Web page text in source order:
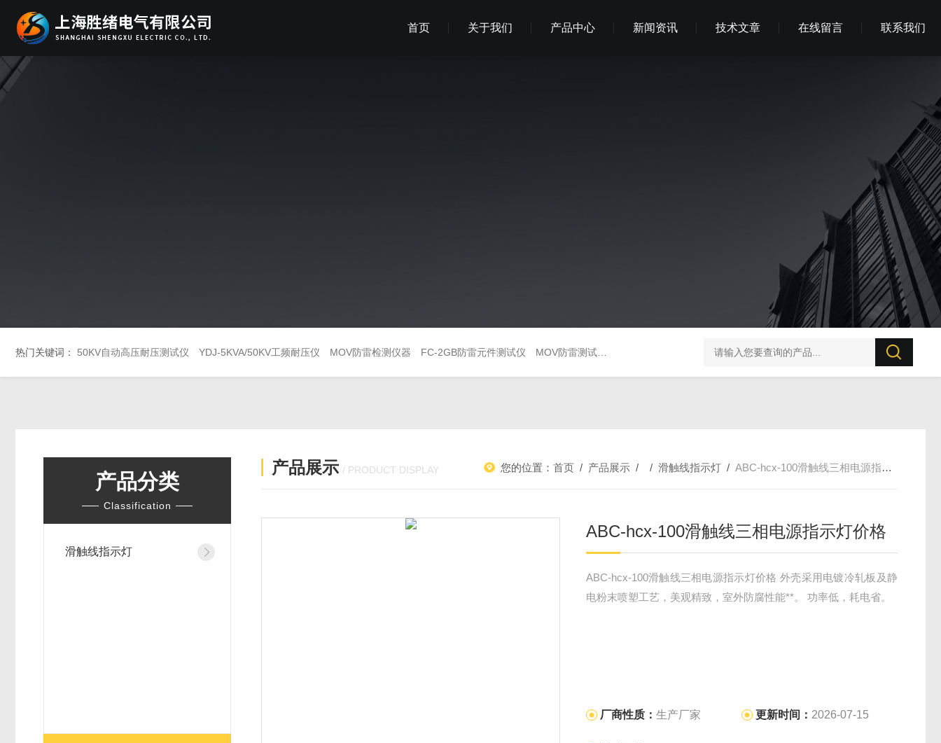
首页 关于我们 产品中心 新闻资讯 技术文章 在线留言 联系我们
热门关键词： 50KV自动高压耐压测试仪 YDJ-5KVA/50KV工频耐压仪 MOV防雷检测仪器 FC-2GB防雷元件测试仪 MOV防雷测试仪 避雷器巡检仪 UT506B 防雷元件测试仪
产品分类
Classification
滑触线指示灯
产品展示 / PRODUCT DISPLAY 您的位置：首页 / 产品展示 / /滑触线指示灯 /ABC-hcx-100滑触线三相电源指示灯价格
ABC-hcx-100滑触线三相电源指示灯价格
ABC-hcx-100滑触线三相电源指示灯价格 外壳采用电镀冷轧板及静
电粉末喷塑工艺，美观精致，室外防腐性能**。 功率低，耗电省。
厂商性质： 生产厂家 更新时间： 2026-07-15